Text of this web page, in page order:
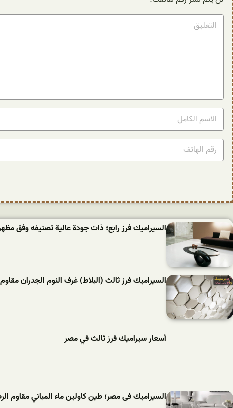
السيراميك فرز رابع؛ ذات جودة عالية تصنيفه وفق
السیرامیك فرز ثالث (البلاط) غرف النوم الجدران مقاوم 2 ألوان أزرق
أسعار سيراميك فرز ثالث في مصر
السيراميك فى مصر؛ طين كاولين ماء المباني مقاوم